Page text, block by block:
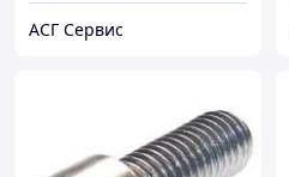
АСГ Сервис